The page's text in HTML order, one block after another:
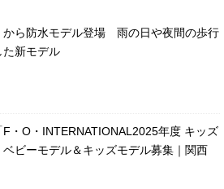
から防水モデル登場 雨の日や夜間の歩行
た新モデル
F・O・INTERNATIONAL2025年度 キッズ
ベビーモデル＆キッズモデル募集｜関西